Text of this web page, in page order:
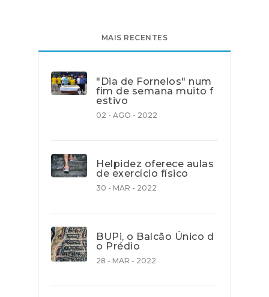
MAIS RECENTES
"Dia de Fornelos" num
fim de semana muito f
estivo
02 - AGO - 2022
Helpidez oferece aulas
de exercício físico
30 - MAR - 2022
BUPi, o Balcão Único d
o Prédio
28 - MAR - 2022